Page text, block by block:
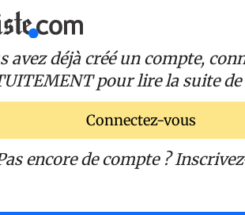
avez déjà créé un compte,
pour lire la suite de
Connectez-vous
encore de compte ?